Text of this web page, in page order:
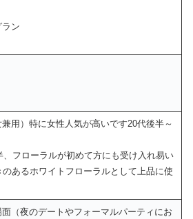
ン
用）特に女性人気が高いです20代後半～
、フローラルが初めて方にも受け入れ易い
あるホワイトフローラルとして上品に使
（夜のデートやフォーマルパーティにお